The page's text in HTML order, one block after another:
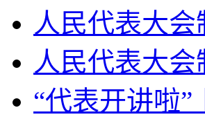
人民代表大
人民代表大
“代表开讲啦